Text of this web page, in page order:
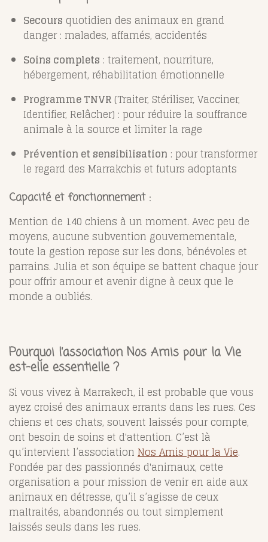
Secours quotidien des animaux en grand
danger : malades, affamés, accidentés
Soins complets : traitement, nourriture,
hébergement, réhabilitation émotionnelle
Programme TNVR (Traiter, Stériliser, Vacciner,
Identifier, Relâcher) : pour réduire la souffrance
animale à la source et limiter la rage
Prévention et sensibilisation : pour transformer
le regard des Marrakchis et futurs adoptants
Capacité et fonctionnement:
Mention de 140 chiens à un moment. Avec peu de
moyens, aucune subvention gouvernementale,
toute la gestion repose sur les dons, bénévoles et
parrains. Julia et son équipe se battent chaque jour
pour offrir amour et avenir digne à ceux que le
monde a oubliés.
Pourquoi l’association Nos Amis pour la Vie
est-elle essentielle ?
Si vous vivez à Marrakech, il est probable que vous
ayez croisé des animaux errants dans les rues. Ces
chiens et ces chats, souvent laissés pour compte,
ont besoin de soins et d'attention. C’est là
qu’intervient l’association Nos Amis pour la Vie.
Fondée par des passionnés d'animaux, cette
organisation a pour mission de venir en aide aux
animaux en détresse, qu’il s’agisse de ceux
maltraités, abandonnés ou tout simplement
laissés seuls dans les rues.